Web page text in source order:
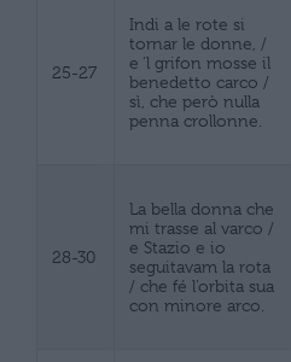
25-27
Indi a le rote si
tornar le donne, /
e ‘l grifon mosse il
benedetto carco /
sì, che però nulla
penna crollonne.
28-30
La bella donna che
mi trasse al varco /
e Stazio e io
seguitavam la rota
/ che fé l’orbita sua
con minore arco.